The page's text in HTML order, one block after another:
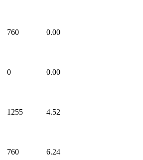
760 0.00
0 0.00
1255 4.52
760 6.24